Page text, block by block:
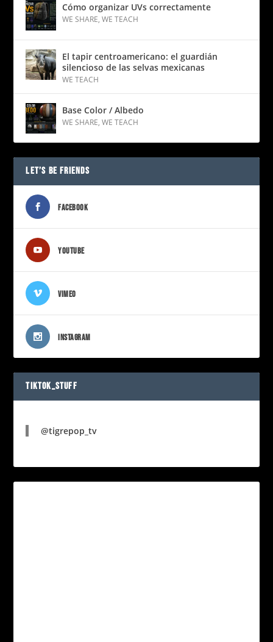
Cómo organizar UVs correctamente
WE SHARE,WE TEACH
El tapir centroamericano: el guardián
silencioso de las selvas mexicanas
WE TEACH
Base Color / Albedo
WE SHARE,WE TEACH
LET’S BE FRIENDS
FACEBOOK
YOUTUBE
VIMEO
INSTAGRAM
TIKTOK_STUFF
@tigrepop_tv